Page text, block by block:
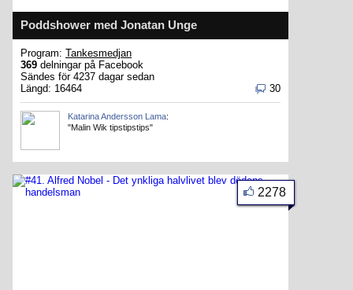
Poddshower med Jonatan Unge
Program: Tankesmedjan
369 delningar på Facebook
Sändes för 4237 dagar sedan
Längd: 16464
30
Katarina Andersson Lama:
"Malin Wik tipstipstips"
2278